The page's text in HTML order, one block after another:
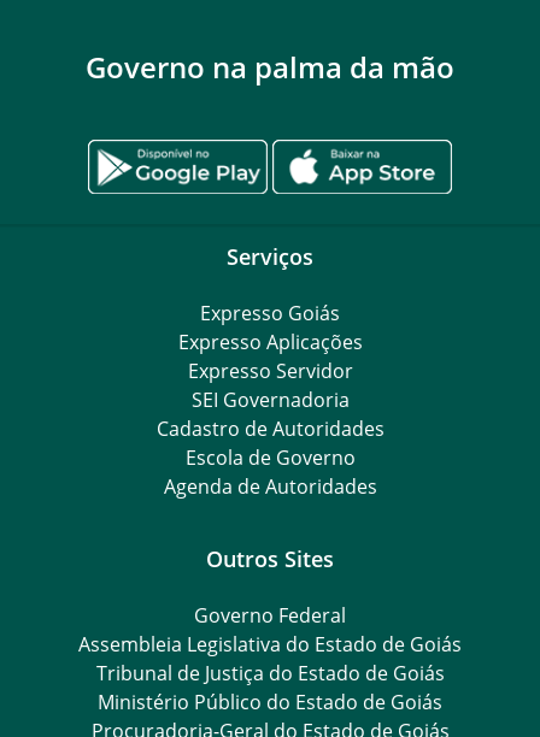
Governo na palma da mão
Serviços
Expresso Goiás
Expresso Aplicações
Expresso Servidor
SEI Governadoria
Cadastro de Autoridades
Escola de Governo
Agenda de Autoridades
Outros Sites
Governo Federal
Assembleia Legislativa do Estado de Goiás
Tribunal de Justiça do Estado de Goiás
Ministério Público do Estado de Goiás
Procuradoria-Geral do Estado de Goiás